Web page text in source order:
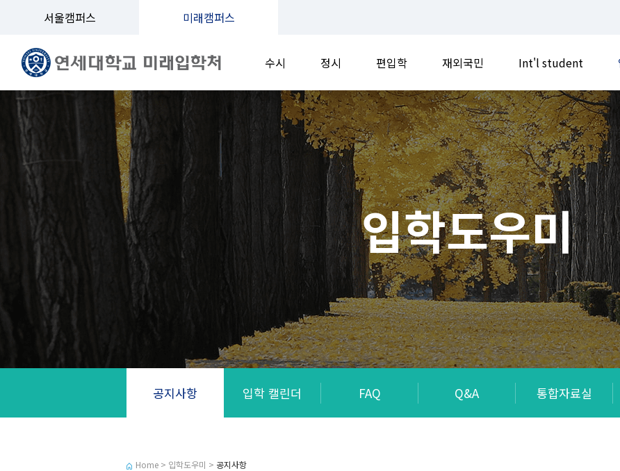
서울캠퍼스 미래캠퍼스
수시 정시 편입학 재외국민 Int'l student
입학도우미
공지사항 입학 캘린더 FAQ Q&A 통합자료실
Home > 입학도우미 > 공지사항